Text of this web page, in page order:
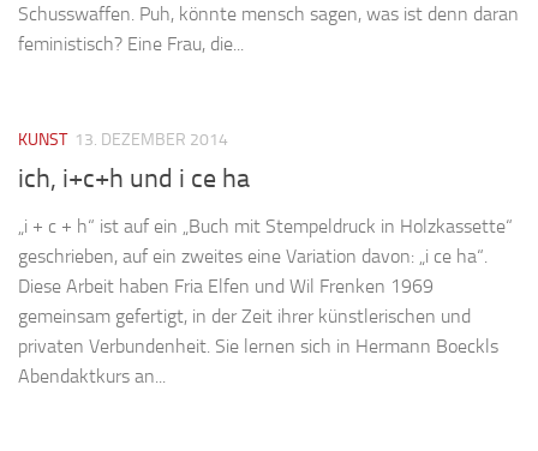
Schusswaffen. Puh, könnte mensch sagen, was ist denn daran
feministisch? Eine Frau, die...
KUNST 13. DEZEMBER 2014
ich, i+c+h und i ce ha
„i + c + h“ ist auf ein „Buch mit Stempeldruck in Holzkassette“
geschrieben, auf ein zweites eine Variation davon: „i ce ha“.
Diese Arbeit haben Fria Elfen und Wil Frenken 1969
gemeinsam gefertigt, in der Zeit ihrer künstlerischen und
privaten Verbundenheit. Sie lernen sich in Hermann Boeckls
Abendaktkurs an...